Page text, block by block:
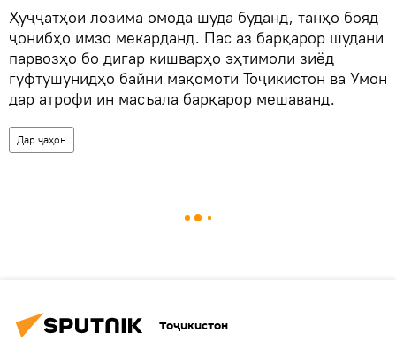
Ҳуҷҷатҳои лозима омода шуда буданд, танҳо бояд
ҷонибҳо имзо мекарданд. Пас аз барқарор шудани
парвозҳо бо дигар кишварҳо эҳтимоли зиёд
гуфтушунидҳо байни мақомоти Тоҷикистон ва Умон
дар атрофи ин масъала барқарор мешаванд.
Дар ҷаҳон
Тоҷикистон